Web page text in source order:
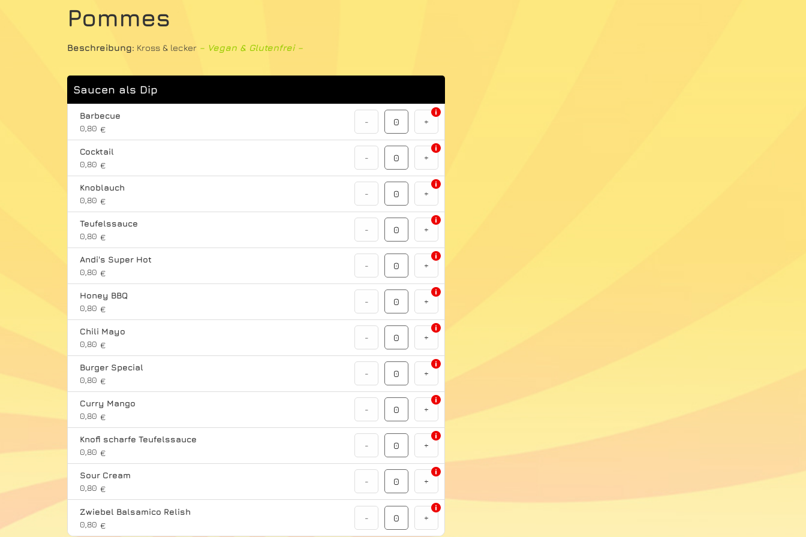
Pommes
Beschreibung: Kross & lecker – Vegan & Glutenfrei –
Saucen als Dip
Barbecue
0,80 €
- +
Cocktail
0,80 €
- +
Knoblauch
0,80 €
- +
Teufelssauce
0,80 €
- +
Andi's Super Hot
0,80 €
- +
Honey BBQ
0,80 €
- +
Chili Mayo
0,80 €
- +
Burger Special
0,80 €
- +
Curry Mango
0,80 €
- +
Knofi scharfe Teufelssauce
0,80 €
- +
Sour Cream
0,80 €
- +
Zwiebel Balsamico Relish
0,80 €
- +